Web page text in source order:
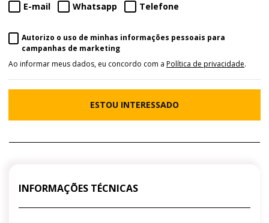
E-mail
Whatsapp Telefone
Autorizo o uso de minhas informações pessoais para
campanhas de marketing
Ao informar meus dados, eu concordo com a Política de privacidade.
ESTOU INTERESSADO
INFORMAÇÕES TÉCNICAS